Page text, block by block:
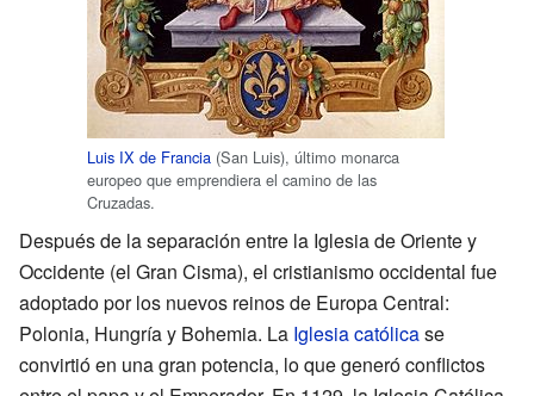
Luis IX de Francia (San Luis), último monarca
europeo que emprendiera el camino de las
Cruzadas.
Después de la separación entre la Iglesia de Oriente y
Occidente (el Gran Cisma), el cristianismo occidental fue
adoptado por los nuevos reinos de Europa Central:
Polonia, Hungría y Bohemia. La Iglesia católicase
convirtió en una gran potencia, lo que generó conflictos